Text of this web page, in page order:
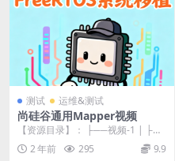
测试 运维&测试
尚硅谷通用Mapper视频
【资源目录】： ├──视频-1 | ├─
─01.通用Mapper介绍.avi 1...
2 年前 295 9.9